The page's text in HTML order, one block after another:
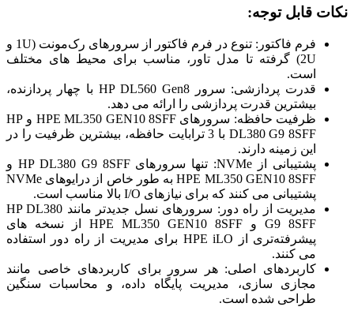
نکات قابل توجه:
فرم فاکتور: تنوع در فرم فاکتور از سرورهای رک‌مونت (1U و
2U) گرفته تا مدل تاور، مناسب برای محیط های مختلف
است.
قدرت پردازشی: سرور HP DL560 Gen8 با چهار پردازنده،
بیشترین قدرت پردازشی را ارائه می دهد.
ظرفیت حافظه: سرورهای HPE ML350 GEN10 8SFF و HP
DL380 G9 8SFF با 3 ترابایت حافظه، بیشترین ظرفیت را در
این زمینه دارند.
پشتیبانی از NVMe: تنها سرورهای HP DL380 G9 8SFF و
HPE ML350 GEN10 8SFF به طور خاص از درایوهای NVMe
پشتیبانی می کنند که برای نیازهای I/O بالا مناسب است.
مدیریت از راه دور: سرورهای نسل جدیدتر مانند HP DL380
G9 8SFF و HPE ML350 GEN10 8SFF از نسخه های
پیشرفته‌تری از HPE iLO برای مدیریت از راه دور استفاده
می کنند.
کاربردهای اصلی: هر سرور برای کاربردهای خاصی مانند
مجازی سازی، مدیریت پایگاه داده، و محاسبات سنگین
طراحی شده است.